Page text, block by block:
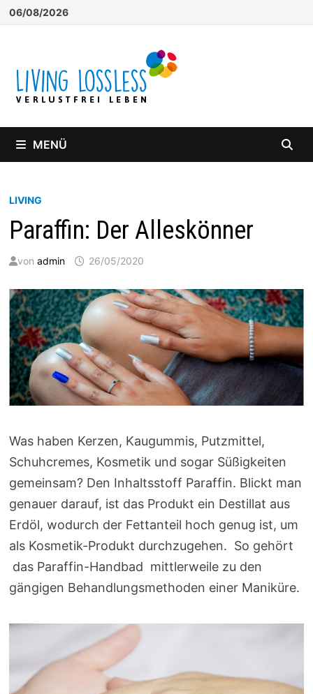
Zum
06/08/2026
MENÜ
LIVING
Paraffin: Der Alleskönner
von admin 26/05/2020
Was haben Kerzen, Kaugummis, Putzmittel,
Schuhcremes, Kosmetik und sogar Süßigkeiten
gemeinsam? Den Inhaltsstoff Paraffin. Blickt man
genauer darauf, ist das Produkt ein Destillat aus
Erdöl, wodurch der Fettanteil hoch genug ist, um
als Kosmetik-Produkt durchzugehen. So gehört
das Paraffin-Handbad mittlerweile zu den
gängigen Behandlungsmethoden einer Maniküre.